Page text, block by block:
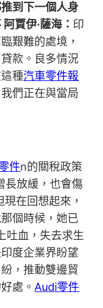
到下一個人身
賈伊·薩海： 印
艱難的處境，
款。良多情況
種汽車零件報
們正在與當局
件n的關稅政策
長放緩，也會傷
在回想起來，
個時候，她已
吐血，失去求生
度企業界盼望
，推動雙邊貿
處。Audi零件